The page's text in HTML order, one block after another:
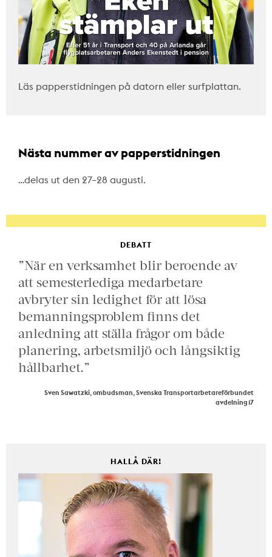
Läs papperstidningen på datorn eller surfplattan.
Nästa nummer av papperstidningen
…delas ut den 27–28 augusti.
DEBATT
”När en verksamhet blir beroende av
att semesterlediga medarbetare
avbryter sin ledighet för att lösa
bemanningsproblem finns det
anledning att ställa frågor om både
planering, arbetsmiljö och långsiktig
hållbarhet.”
Sven Sawatzki, ombudsman, Svenska Transportarbetareförbundet
avdelning 17
HALLÅ DÄR!